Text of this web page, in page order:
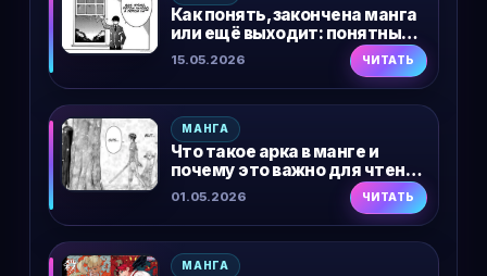
Как понять, закончена манга
или ещё выходит: понятный
гайд
15.05.2026 ЧИТАТЬ
МАНГА
Что такое арка в манге и
почему это важно для чтения
сюжета
01.05.2026 ЧИТАТЬ
МАНГА